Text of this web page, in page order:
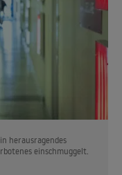
herausragendes
einschmuggelt.